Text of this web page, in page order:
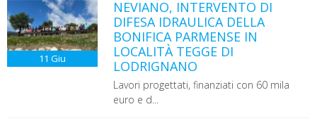
11 Giu
NEVIANO, INTERVENTO DI
DIFESA IDRAULICA DELLA
BONIFICA PARMENSE IN
LOCALITÀ TEGGE DI
LODRIGNANO
Lavori progettati, finanziati con 60 mila
euro e d...